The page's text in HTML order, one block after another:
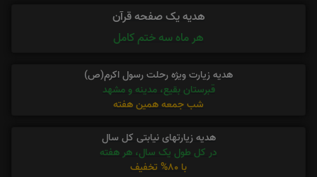
هدیه یک صفحه قرآن
هر ماه سه ختم کامل
هدیه زیارت ویژه رحلت رسول اکرم(ص)
قبرستان بقیع، مدینه و مشهد
شب جمعه همین هفته
هدیه زیارتهای نیابتی کل سال
در کل طول یک سال، هر هفته
با 80% تخفیف